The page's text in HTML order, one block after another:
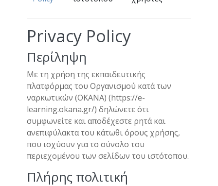
Privacy Policy
Περίληψη
Με τη χρήση της εκπαιδευτικής
πλατφόρμας του Οργανισμού κατά των
ναρκωτικών (ΟΚΑΝΑ) (https://e-
learning.okana.gr/) δηλώνετε ότι
συμφωνείτε και αποδέχεστε ρητά και
ανεπιφύλακτα του κάτωθι όρους χρήσης,
που ισχύουν για το σύνολο του
περιεχομένου των σελίδων του ιστότοπου.
Πλήρης πολιτική